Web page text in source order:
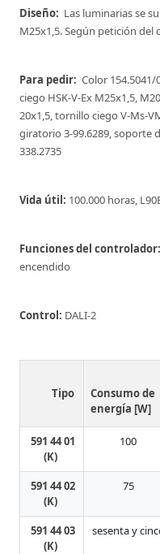
Diseño: Las luminarias se
M25x1,5. Según petición del
Para pedir: Color
ciego HSK-V-Ex M25x1,5,
20x1,5, tornillo ciego V-Ms-
giratorio 3-99.6289, soporte
338.2735
Vida útil: 100.000 horas,
Funciones del controlador:
encendido
Control: DALI-2
Tipo
Consumo de
energía [W]
591 44 01
(K)
100
591 44 02
(K)
75
591 44 03
(K)
sesenta y